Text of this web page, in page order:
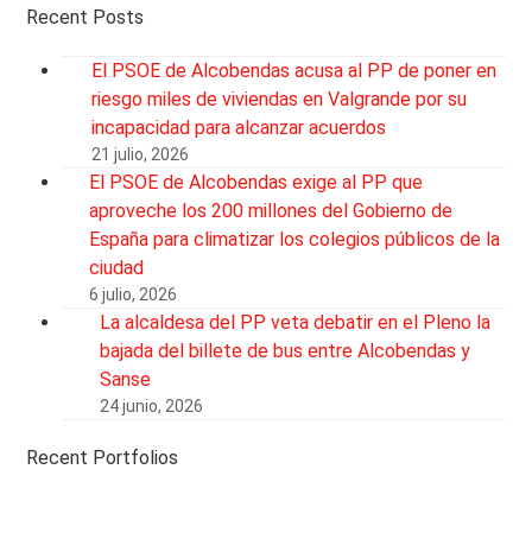
Recent Posts
El PSOE de Alcobendas acusa al PP de poner en
riesgo miles de viviendas en Valgrande por su
incapacidad para alcanzar acuerdos
21 julio, 2026
El PSOE de Alcobendas exige al PP que
aproveche los 200 millones del Gobierno de
España para climatizar los colegios públicos de la
ciudad
6 julio, 2026
La alcaldesa del PP veta debatir en el Pleno la
bajada del billete de bus entre Alcobendas y
Sanse
24 junio, 2026
Recent Portfolios